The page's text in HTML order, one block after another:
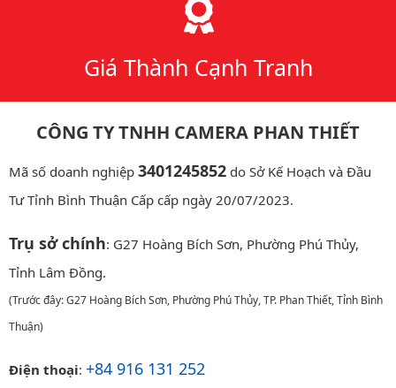
Giá Thành Cạnh Tranh
CÔNG TY TNHH CAMERA PHAN THIẾT
Mã số doanh nghiệp 3401245852 do Sở Kế Hoạch và Đầu
Tư Tỉnh Bình Thuận Cấp cấp ngày 20/07/2023.
Trụ sở chính: G27 Hoàng Bích Sơn, Phường Phú Thủy,
Tỉnh Lâm Đồng.
(Trước đây: G27 Hoàng Bích Sơn, Phường Phú Thủy, TP. Phan Thiết, Tỉnh Bình
Thuận)
Điện thoại: +84 916 131 252